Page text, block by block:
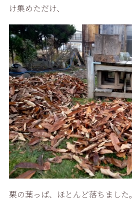
け集めただけ、
栗の葉っぱ、ほとんど落ちました。